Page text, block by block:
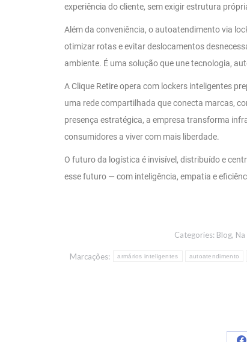
experiência do cliente, sem exigir estrutura
Além da conveniência, o autoatendimento via
otimizar rotas e evitar deslocamentos
ambiente. É uma solução que une tecnologia,
A Clique Retire opera com lockers inteligentes
uma rede compartilhada que conecta marcas,
presença estratégica, a empresa transforma
consumidores a viver com mais liberdade.
O futuro da logística é invisível, distribuído e
esse futuro — com inteligência, empatia e
Categories: Blog,
Marcações: armários inteligentes autoatendimento